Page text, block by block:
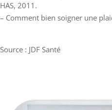
HAS, 2011.
– Comment bien soigner une
Source : JDF Santé